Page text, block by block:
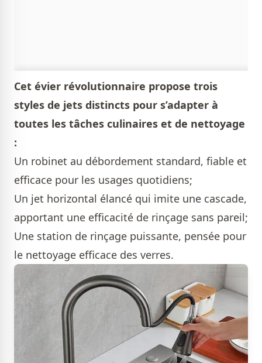
Cet évier révolutionnaire propose trois
styles de jets distincts pour s’adapter à
toutes les tâches culinaires et de nettoyage
:
Un robinet au débordement standard, fiable et
efficace pour les usages quotidiens;
Un jet horizontal élancé qui imite une cascade,
apportant une efficacité de rinçage sans pareil;
Une station de rinçage puissante, pensée pour
le nettoyage efficace des verres.